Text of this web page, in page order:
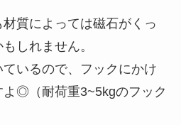
質によっては磁石がくっ
しれません。
いるので、フックにかけ
よ◎（耐荷重3~5kgのフック